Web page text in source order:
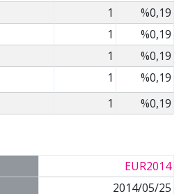
1
%0,19
1
%0,19
1
%0,19
1
%0,19
1 %0,19
EUR2014
2014/05/25